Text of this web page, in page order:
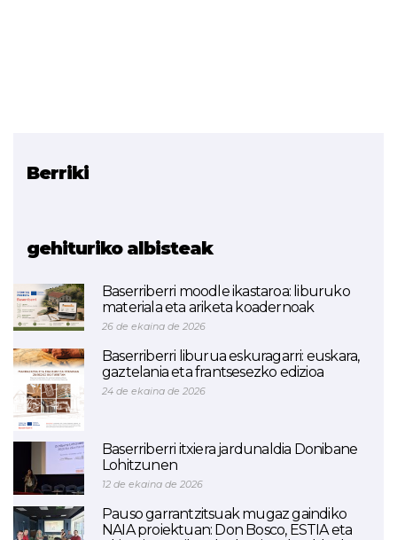
Berriki
gehituriko albisteak
Baserriberri moodle ikastaroa: liburuko
materiala eta ariketa koadernoak
26 de ekaina de 2026
Baserriberri liburua eskuragarri: euskara,
gaztelania eta frantsesezko edizioa
24 de ekaina de 2026
Baserriberri itxiera jardunaldia Donibane
Lohitzunen
12 de ekaina de 2026
Pauso garrantzitsuak mugaz gaindiko
NAIA proiektuan: Don Bosco, ESTIA eta